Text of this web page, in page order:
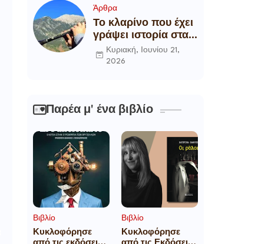
Διευθύντρια
Xειρουργό του
Metropolitan
General
Άρθρα
Το κλαρίνο που έχει
γράψει ιστορία στα
χωριά της Ρούμελης
Κυριακή, Ιουνίου 21,
2026
Παρέα μ' ένα βιβλίο
Βιβλίο
Κυκλοφόρησε
Βιβλίο
Κυκλοφόρησε